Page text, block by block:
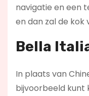
navigatie en een
en dan zal de kok
Bella
In plaats van
bijvoorbeeld kunt